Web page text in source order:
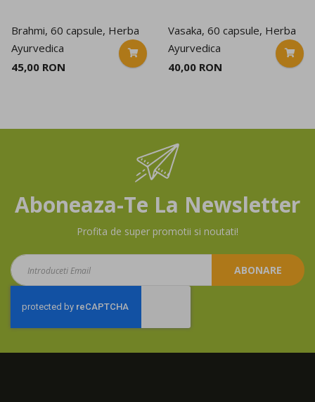
Brahmi, 60 capsule, Herba
Ayurvedica
45,00 RON
Vasaka, 60 capsule, Herba
Ayurvedica
40,00 RON
Aboneaza-Te La Newsletter
Profita de super promotii si noutati!
Aboneaza-
te
newsletter:
ABONARE